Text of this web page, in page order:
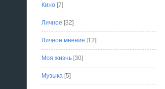
Кино[7]
Личное [32]
Личное мнение [12]
Моя жизнь[30]
Музыка[5]